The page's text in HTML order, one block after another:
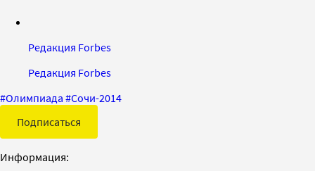
Редакция Forbes
Редакция Forbes
#Олимпиада #Сочи-2014
Подписаться
Информация: